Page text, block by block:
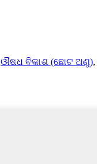
ଔଷଧ ବିକାଶ (ଛୋଟ ଅଣୁ),